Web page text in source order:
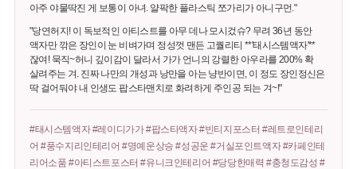
아주 야물딱진 게 보통이 아녀. 얄팍한 플라스틱 쪼가리가 아니구먼."
"당연허지! 이 독보적인 아티스트를 아무 데나 모시겄슈? 무려 36년 동안
액자만 깎은 장인이 눈 비벼가며 정성껏 맨든 고퀄리티 **'태시스템액자'**
잖여! 묵직~허니 깊이감이 달라서 가가 언니의 강렬한 아우라를 200% 확
살려주는 겨. 진짜 나만의 개성과 낭만을 아는 냥반이면, 이 정도 장인정신은
딱 걸어둬야 내 인생도 팝스타맨치로 화려하게 주인공 되는 겨~!"
#태시스템액자 #레이디가가 #팝스타액자 #빈티지포스터 #레트로인테리
어 #풍수지리인테리어 #명예운상승 #성공운 #거실포인트액자 #카페인테
리어소품 #아티스트포스터 #유니크인테리어 #당당한매력 #충청도감성 #